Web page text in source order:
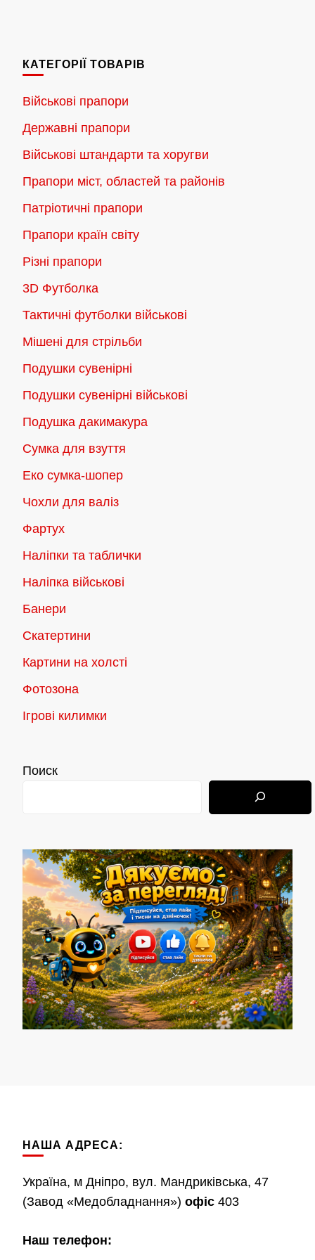
варіантів.
можна
вибрати
на
товару
КАТЕГОРІЇ ТОВАРІВ
Військові прапори
Державні прапори
Військові штандарти та хоругви
Прапори міст, областей та районів
Патріотичні прапори
Прапори країн світу
Різні прапори
3D Футболка
Тактичні футболки військові
Мішені для стрільби
Подушки сувенірні
Подушки сувенірні військові
Подушка дакимакура
Сумка для взуття
Еко сумка-шопер
Чохли для валіз
Фартух
Наліпки та таблички
Наліпка військові
Банери
Скатертини
Картини на холсті
Фотозона
Ігрові килимки
Поиск
НАША АДРЕСА:
Україна, м Дніпро, вул. Мандриківська, 47
(Завод «Медобладнання») офіс 403
Наш телефон: